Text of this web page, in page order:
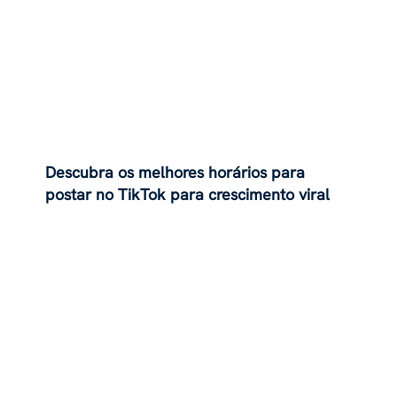
Descubra os melhores horários para
postar no TikTok para crescimento viral